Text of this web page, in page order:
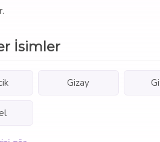
İsimler
Gizay